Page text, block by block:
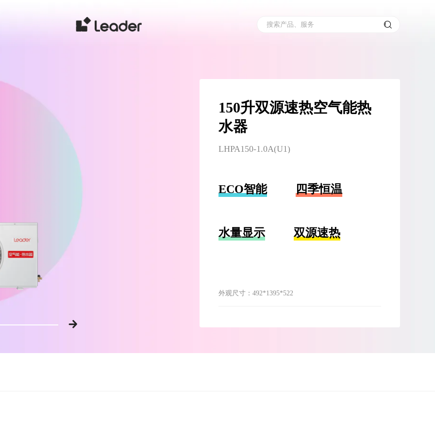
搜索产品、服务
150升双源速热空气能热
水器
LHPA150-1.0A(U1)
ECO智能 四季恒温
水量显示 双源速热
外观尺寸：492*1395*522